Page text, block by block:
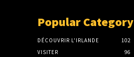
Popular Category
DÉCOUVRIR L'IRLANDE
102
VISITER
96